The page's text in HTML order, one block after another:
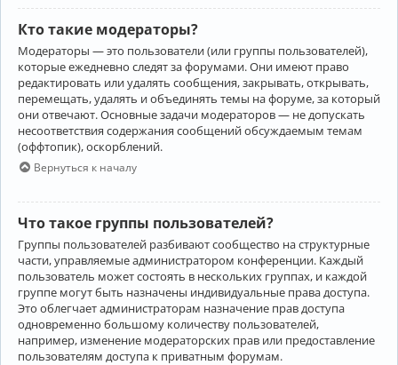
Кто такие модераторы?
Модераторы — это пользователи (или группы пользователей),
которые ежедневно следят за форумами. Они имеют право
редактировать или удалять сообщения, закрывать, открывать,
перемещать, удалять и объединять темы на форуме, за который
они отвечают. Основные задачи модераторов — не допускать
несоответствия содержания сообщений обсуждаемым темам
(оффтопик), оскорблений.
Вернуться к началу
Что такое группы пользователей?
Группы пользователей разбивают сообщество на структурные
части, управляемые администратором конференции. Каждый
пользователь может состоять в нескольких группах, и каждой
группе могут быть назначены индивидуальные права доступа.
Это облегчает администраторам назначение прав доступа
одновременно большому количеству пользователей,
например, изменение модераторских прав или предоставление
пользователям доступа к приватным форумам.